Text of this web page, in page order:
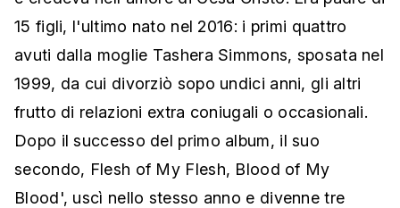
15 figli, l'ultimo nato nel 2016: i primi quattro
avuti dalla moglie Tashera Simmons, sposata nel
1999, da cui divorziò sopo undici anni, gli altri
frutto di relazioni extra coniugali o occasionali.
Dopo il successo del primo album, il suo
secondo, Flesh of My Flesh, Blood of My
Blood', uscì nello stesso anno e divenne tre